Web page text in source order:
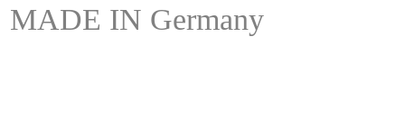
MADE IN Germany